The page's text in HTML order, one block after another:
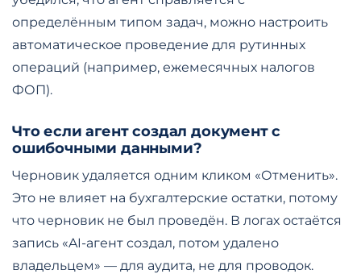
определённым типом задач, можно настроить
автоматическое проведение для рутинных
операций (например, ежемесячных налогов
ФОП).
Что если агент создал документ с
ошибочными данными?
Черновик удаляется одним кликом «Отменить».
Это не влияет на бухгалтерские остатки, потому
что черновик не был проведён. В логах остаётся
запись «AI-агент создал, потом удалено
владельцем» — для аудита, не для проводок.